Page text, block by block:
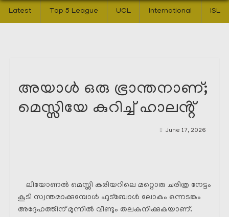
Latest Top 5 League UCL International ISL
അയാൾ ഒരു ഭ്രാന്തനാണ്;
മെസ്സിയേ കുറിച്ച് ഹാലൻ്റ്
June 17, 2026
ലിയോണൽ മെസ്സി കരിയറിലെ മറ്റൊരു ചരിത്ര നേട്ടം
കൂടി സ്വന്തമാക്കുമ്പോൾ ഫുട്ബോൾ ലോകം ഒന്നടങ്കം
അദ്ദേഹത്തിന് മുന്നിൽ വീണ്ടും തലകുനിക്കുകയാണ്.